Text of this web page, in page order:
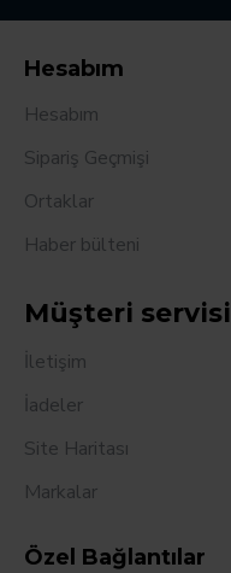
Hesabım
Hesabım
Sipariş Geçmişi
Ortaklar
Haber bülteni
Müşteri servisi
İletişim
İadeler
Site Haritası
Markalar
Özel Bağlantılar